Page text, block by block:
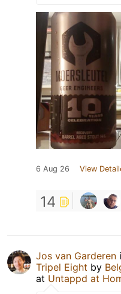
6 Aug 26 View
14
Jos van Garderen
Tripel Eight by
at Untappd at